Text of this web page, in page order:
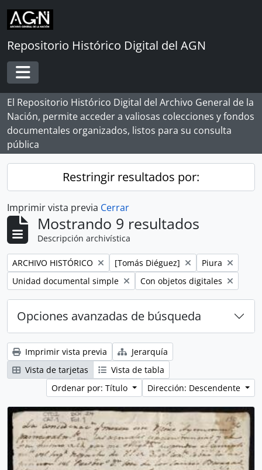
Skip to main content
Repositorio Histórico Digital del AGN
Toggle navigation
El Repositorio Histórico Digital del Archivo General de la
Nación, permite acceder a valiosas colecciones y fondos
documentales organizados, listos para su consulta
pública
Restringir resultados por:
Imprimir vista previa Cerrar
Mostrando 9 resultados
Descripción archivística
Remove filter:
ARCHIVO HISTÓRICO Remove filter:
[Tomás Diéguez] Remove filter:
Piura
Remove filter:
Unidad documental simple Remove filter:
Con objetos digitales
Opciones avanzadas de búsqueda
Imprimir vista previa
Jerarquía
Vista de tarjetas
Vista de tabla
Ordenar por: Título
Dirección: Descendente